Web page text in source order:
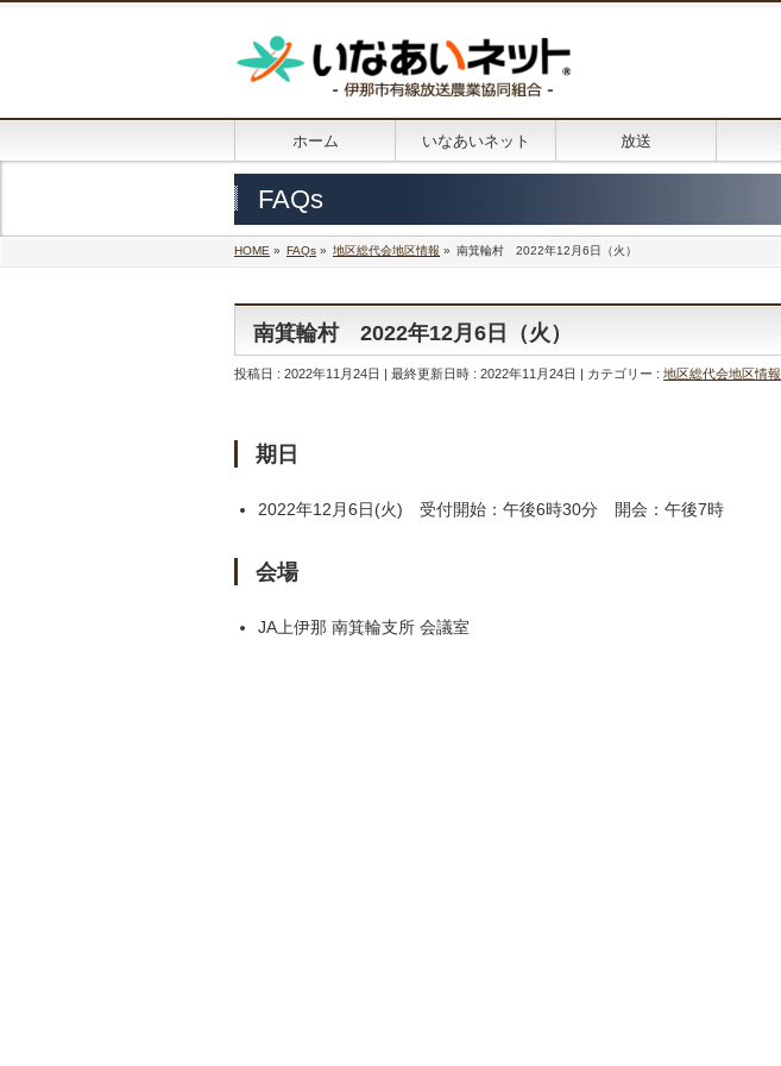
ホーム いなあいネット 放送
FAQs
HOME » FAQs » 地区総代会地区情報 » 南箕輪村 2022年12月6日（火）
南箕輪村 2022年12月6日（火）
投稿日 : 2022年11月24日 最終更新日時 : 2022年11月24日 カテゴリー : 地区総代会地区情報
期日
2022年12月6日(火) 受付開始：午後6時30分 開会：午後7時
会場
JA上伊那 南箕輪支所 会議室